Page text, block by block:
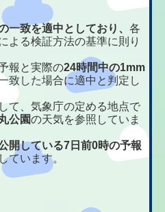
一致を適中としており、各
よる検証方法の基準に則り
報と実際の24時間中の1mm
致した場合に適中と判定し
て、気象庁の定める地点で
公園の天気を参照していま
開している7日前0時の予報
ています。